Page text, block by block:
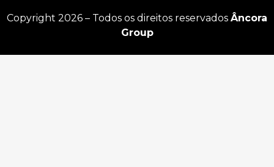
Copyright 2026 – Todos os direitos reservados Âncora
Group